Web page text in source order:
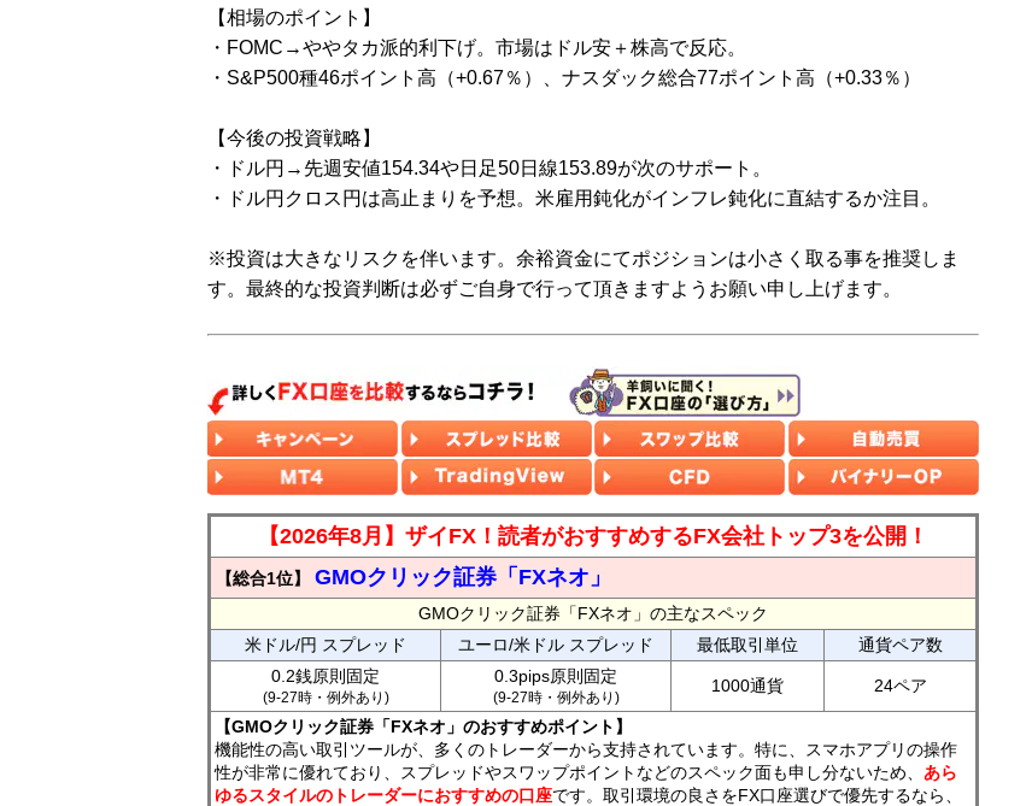
【相場のポイント】
・FOMC→ややタカ派的利下げ。市場はドル安＋株高で反応。
・S&P500種46ポイント高（+0.67％）、ナスダック総合77ポイント高（+0.33％）
【今後の投資戦略】
・ドル円→先週安値154.34や日足50日線153.89が次のサポート。
・ドル円クロス円は高止まりを予想。米雇用鈍化がインフレ鈍化に直結するか注目。
※投資は大きなリスクを伴います。余裕資金にてポジションは小さく取る事を推奨しま
す。最終的な投資判断は必ずご自身で行って頂きますようお願い申し上げます。
【2026年8月】ザイFX！読者がおすすめするFX会社トップ3を公開！
【総合1位】 GMOクリック証券「FXネオ」
GMOクリック証券「FXネオ」の主なスペック
米ドル/円 スプレッド
ユーロ/米ドル スプレッド 最低取引単位
通貨ペア数
0.2銭原則固定
(9-27時・例外あり)
0.3pips原則固定
(9-27時・例外あり)
1000通貨 24ペア
【GMOクリック証券「FXネオ」のおすすめポイント】
機能性の高い取引ツールが、多くのトレーダーから支持されています。特に、スマホアプリの操作
性が非常に優れており、スプレッドやスワップポイントなどのスペック面も申し分ないため、 あら
ゆるスタイルのトレーダーにおすすめの口座です。取引環境の良さをFX口座選びで優先するなら、